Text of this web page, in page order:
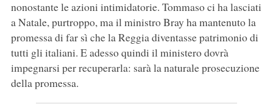
nonostante le azioni intimidatorie. Tommaso ci ha lasciati
a Natale, purtroppo, ma il ministro Bray ha mantenuto la
promessa di far sì che la Reggia diventasse patrimonio di
tutti gli italiani. E adesso quindi il ministero dovrà
impegnarsi per recuperarla: sarà la naturale prosecuzione
della promessa.